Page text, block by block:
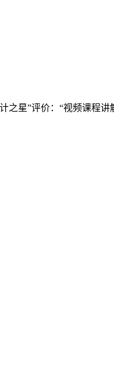
之星”评价：“视频课程